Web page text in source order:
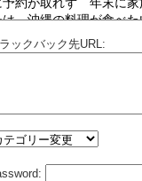
ラックバック先URL: